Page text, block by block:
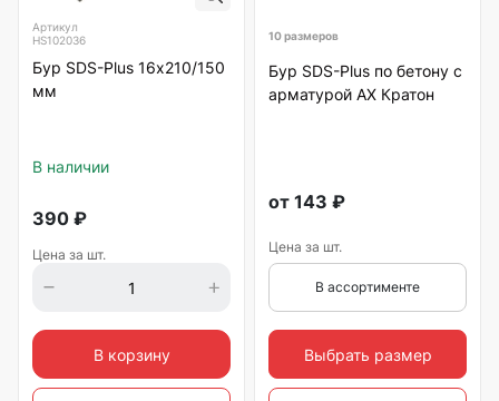
Артикул
HS102036
Бур SDS-Plus 16х210/150
мм
В наличии
390 ₽
Цена за шт.
В корзину
10 размеров
Бур SDS-Plus по бетону с
арматурой АХ Кратон
от 143 ₽
Цена за шт.
В ассортименте
Выбрать размер